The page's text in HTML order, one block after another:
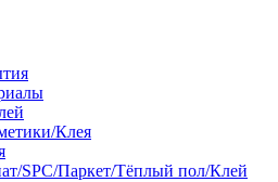
Клея
SPC/Паркет/Тёплый пол/Клей